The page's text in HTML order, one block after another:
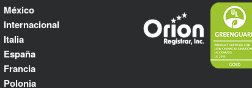
México
Internacional
Italia
España
Francia
Polonia